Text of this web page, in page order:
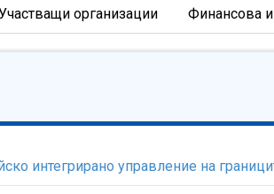
организации Финансова
интегрирано управление на